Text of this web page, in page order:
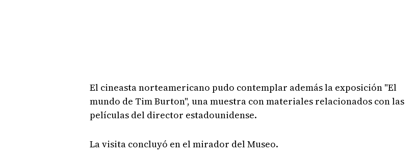
El cineasta norteamericano pudo contemplar además la exposición "El
mundo de Tim Burton", una muestra con materiales relacionados con las
películas del director estadounidense.
La visita concluyó en el mirador del Museo.